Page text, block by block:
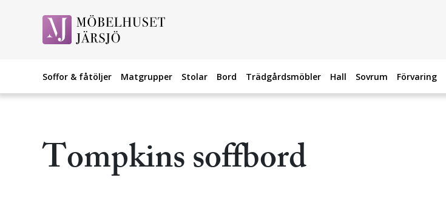
Soffor & fåtöljer Matgrupper Stolar Bord Trädgårdsmöbler Hall Sovrum Förvaring
Tompkins soffbord